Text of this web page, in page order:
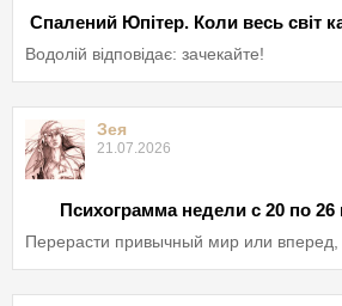
Спалений Юпітер. Коли весь світ
Водолій відповідає: зачекайте!
Зея
21.07.2026
Психограмма недели с 20 по
Перерасти привычный мир или вперед,